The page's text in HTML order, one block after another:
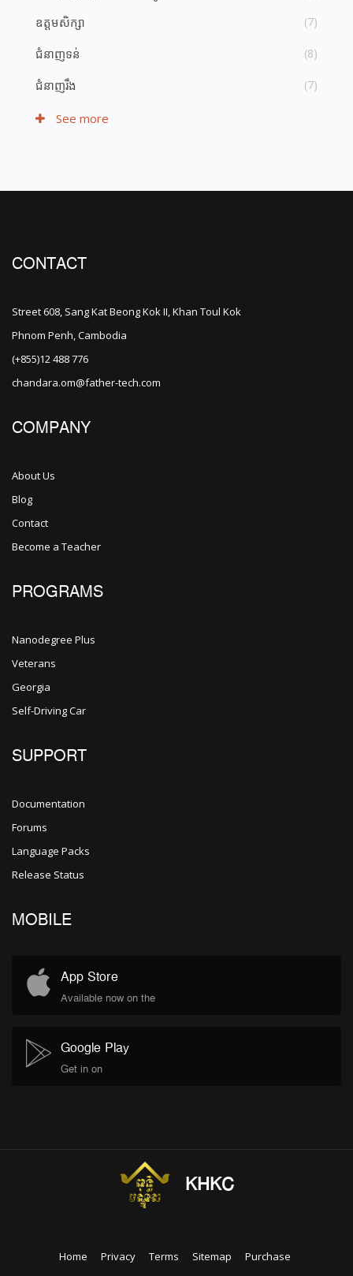
ឧត្តមសិក្សា (7)
ជំនាញ​ទន់ (8)
ជំនាញ​រឹង (7)
See more
CONTACT
Street 608, Sang Kat Beong Kok II, Khan Toul Kok
Phnom Penh, Cambodia
(+855)12 488 776
chandara.om@father-tech.com
COMPANY
About Us
Blog
Contact
Become a Teacher
PROGRAMS
Nanodegree Plus
Veterans
Georgia
Self-Driving Car
SUPPORT
Documentation
Forums
Language Packs
Release Status
MOBILE
App Store
Available now on the
Google Play
Get in on
KHKC
Home Privacy Terms Sitemap Purchase